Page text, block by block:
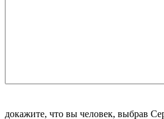
докажите, что вы человек, выбрав